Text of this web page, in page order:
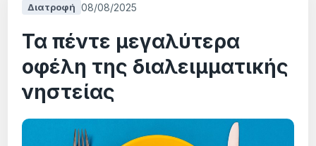
Διατροφή 08/08/2025
Τα πέντε μεγαλύτερα
οφέλη της διαλειμματικής
νηστείας